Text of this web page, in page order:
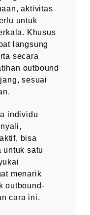
aktivitas
untuk
Khusus
langsung
secara
outbound
sesuai
individu
bisa
untuk satu
menarik
outbound-
cara ini.